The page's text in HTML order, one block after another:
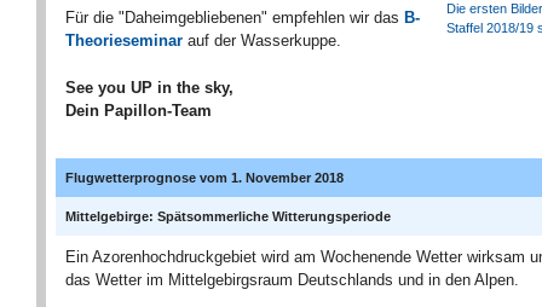
Für die "Daheimgebliebenen" empfehlen wir das B-
Theorieseminar auf der Wasserkuppe.
See you UP in the sky,
Dein Papillon-Team
Die ersten
Staffel 2018/19
Flugwetterprognose vom 1. November 2018
Mittelgebirge: Spätsommerliche Witterungsperiode
Ein Azorenhochdruckgebiet wird am Wochenende Wetter wirksam
das Wetter im Mittelgebirgsraum Deutschlands und in den Alpen.